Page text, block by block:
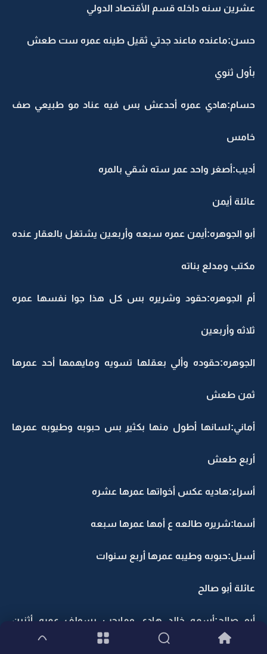
عشرين سنه داخله قسم الأقتصاد الدولي
حسن:ماعنده ماعند جدتي ثقيل طينه عمره ست طعش
بأول ثنوي
حسام:هادي عمره أحدعش بس فيه عناد مو طبيعي صف
خامس
أديب:أصغر واحد عمر سته شقي بالمره
عائلة أيمن
أبو الجوهره:أيمن عمره سبعه وأربعين يشتغل بالعقار عنده
مكتب ومدلع بناته
أم الجوهره:حقود وشريره بس كل هذا جوا نفسها عمره
ثلاثه وأربعين
الجوهره:حقوده وألي بعقلها تسويه ومايهمها أحد عمرها
ثمن طعش
أماني:لسانها أطول منها بكثير بس حبوبه وطيوبه عمرها
أربع طعش
أسراء:هاديه عكس أخواتها عمرها عشره
أسما:شريره طالعه ع أمها عمرها سبعه
أسيل:حبوبه وطيبه عمرها أربع سنوات
عائلة أبو صالح
أبو صالح:أسمه خالد هادي ومايحب يسولف عمره أثنين